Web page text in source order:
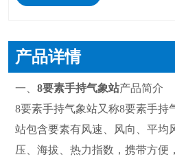
产品详情
一、 8要素手持气象站产品简介
8要素手持气象站又称8要素手持
站包含要素有风速、风向、平均
压、海拔、热力指数，携带方便